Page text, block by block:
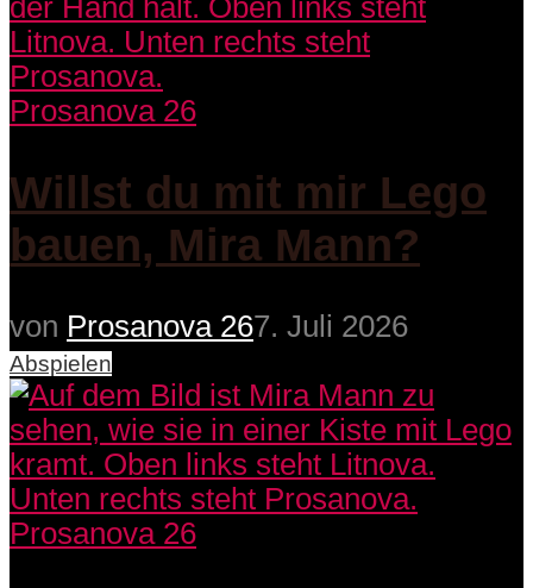
Prosanova 26
Willst du mit mir Lego
bauen, Mira Mann?
von Prosanova 267. Juli 2026
Abspielen
Prosanova 26